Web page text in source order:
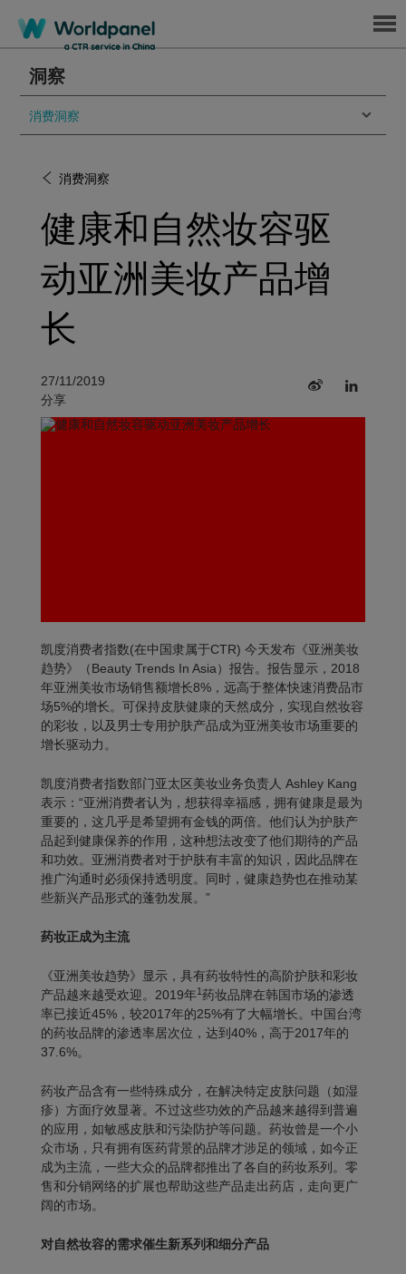
Menu
洞察
消费洞察
消费洞察
健康和自然妆容驱
动亚洲美妆产品增
长
27/11/2019
分享
凯度消费者指数(在中国隶属于CTR) 今天发布《亚洲美妆
趋势》（Beauty Trends In Asia）报告。报告显示，2018
年亚洲美妆市场销售额增长8%，远高于整体快速消费品市
场5%的增长。可保持皮肤健康的天然成分，实现自然妆容
的彩妆，以及男士专用护肤产品成为亚洲美妆市场重要的
增长驱动力。
凯度消费者指数部门亚太区美妆业务负责人 Ashley Kang
表示：“亚洲消费者认为，想获得幸福感，拥有健康是最为
重要的，这几乎是希望拥有金钱的两倍。他们认为护肤产
品起到健康保养的作用，这种想法改变了他们期待的产品
和功效。亚洲消费者对于护肤有丰富的知识，因此品牌在
推广沟通时必须保持透明度。同时，健康趋势也在推动某
些新兴产品形式的蓬勃发展。”
药妆正成为主流
《亚洲美妆趋势》显示，具有药妆特性的高阶护肤和彩妆
产品越来越受欢迎。2019年1药妆品牌在韩国市场的渗透
率已接近45%，较2017年的25%有了大幅增长。中国台湾
的药妆品牌的渗透率居次位，达到40%，高于2017年的
37.6%。
药妆产品含有一些特殊成分，在解决特定皮肤问题（如湿
疹）方面疗效显著。不过这些功效的产品越来越得到普遍
的应用，如敏感皮肤和污染防护等问题。药妆曾是一个小
众市场，只有拥有医药背景的品牌才涉足的领域，如今正
成为主流，一些大众的品牌都推出了各自的药妆系列。零
售和分销网络的扩展也帮助这些产品走出药店，走向更广
阔的市场。
对自然妆容的需求催生新系列和细分产品